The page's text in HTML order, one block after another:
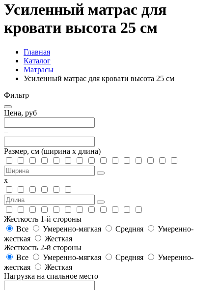
Усиленный матрас для
кровати высота 25 см
Главная
Каталог
Матрасы
Усиленный матрас для кровати высота 25 см
Фильтр
Цена, руб
–
Размер, см (ширина х длина)
х
Жесткость 1-й стороны
Все
Умеренно-мягкая Средняя
Умеренно-
жесткая
Жесткая
Жесткость 2-й стороны
Все
Умеренно-мягкая Средняя
Умеренно-
жесткая
Жесткая
Нагрузка на спальное место